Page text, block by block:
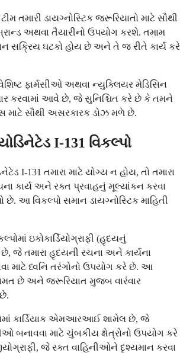
તમારી ડાયગ્નોસ્ટિક જરૂરિયાતો માટે સૌથી
અથવા તૈયારીનો ઉપયોગ કરશે. તમામ
સક્રિય ઘટકો હોય છે અને તે જ રીતે કાર્ય કરે
ફાર્મસીઓ અથવા ન્યુક્લિયર મેડિસિન
કરવામાં આવે છે, જે સુનિશ્ચિત કરે છે કે તમને
માટે સૌથી અસરકારક ડોઝ મળે છે.
I-131 વિકલ્પો
I-131 તમારા માટે યોગ્ય ન હોય, તો તમારા
કાર્ય અને રક્ત પ્રવાહનું મૂલ્યાંકન કરવા
છે. આ વિકલ્પો સમાન ડાયગ્નોસ્ટિક માહિતી
ઇકોકાર્ડિયોગ્રાફી (હૃદયનું
જે તમારા હૃદયની રચના અને કાર્યના
માટે ધ્વનિ તરંગોનો ઉપયોગ કરે છે. આ
છે અને જરૂરિયાત મુજબ વારંવાર
કાર્ડિયાક એમઆરઆઈ શામેલ છે, જે
બનાવવા માટે ચુંબકીય ક્ષેત્રોનો ઉપયોગ કરે
જે રક્ત વાહિનીઓને દૃશ્યમાન કરવા